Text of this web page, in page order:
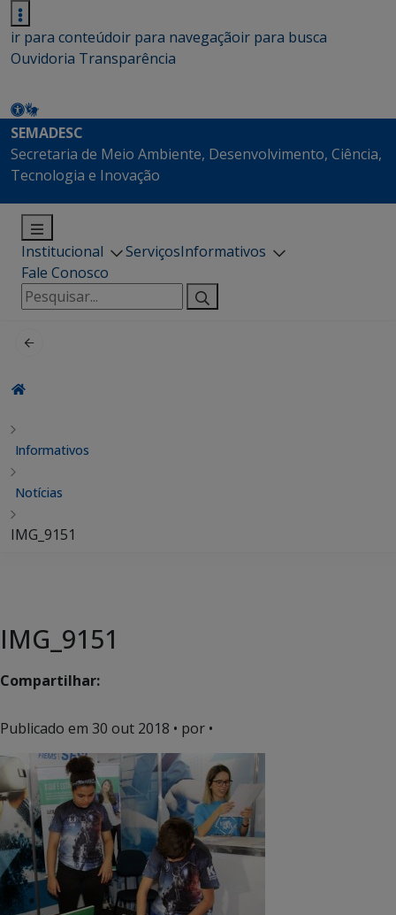
ir para conteúdoir para navegaçãoir para busca
Ouvidoria Transparência
SEMADESC
Secretaria de Meio Ambiente, Desenvolvimento, Ciência,
Tecnologia e Inovação
Institucional ServiçosInformativos
Fale Conosco
Pesquisar
por:
Informativos
Notícias
IMG_9151
IMG_9151
Compartilhar:
Publicado em 30 out 2018 • por •